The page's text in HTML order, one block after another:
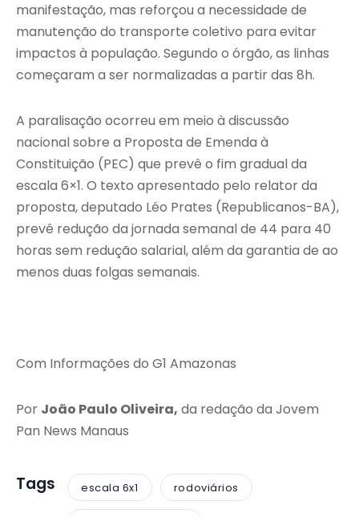
manifestação, mas reforçou a necessidade de
manutenção do transporte coletivo para evitar
impactos à população. Segundo o órgão, as linhas
começaram a ser normalizadas a partir das 8h.
A paralisação ocorreu em meio à discussão
nacional sobre a Proposta de Emenda à
Constituição (PEC) que prevê o fim gradual da
escala 6×1. O texto apresentado pelo relator da
proposta, deputado Léo Prates (Republicanos-BA),
prevê redução da jornada semanal de 44 para 40
horas sem redução salarial, além da garantia de ao
menos duas folgas semanais.
Com Informações do G1 Amazonas
Por João Paulo Oliveira, da redação da Jovem
Pan News Manaus
Tags escala 6x1 rodoviários